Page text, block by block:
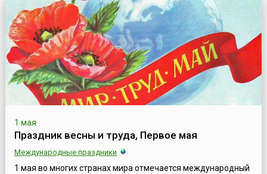
1 мая
Праздник весны и труда, Первое мая
Международные праздники
1 мая во многих странах мира отмечается международный